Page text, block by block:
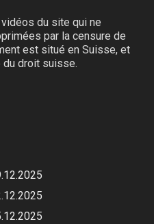
du site qui ne
par la censure de
est situé en Suisse, et
du droit suisse.